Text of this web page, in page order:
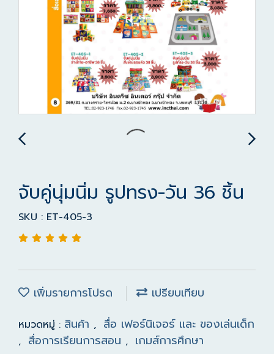
จับคู่นุ่มนิ่ม รูปทรง-วัน 36 ชิ้น
SKU : ET-405-3
เพิ่มรายการโปรด เปรียบเทียบ
หมวดหมู่ : สินค้า , สื่อ เฟอร์นิเจอร์ และ ของเล่นเด็ก
, สื่อการเรียนการสอน , เกมส์การศึกษา